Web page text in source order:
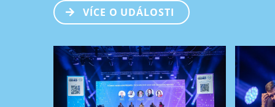
VÍCE O UDÁLOSTI